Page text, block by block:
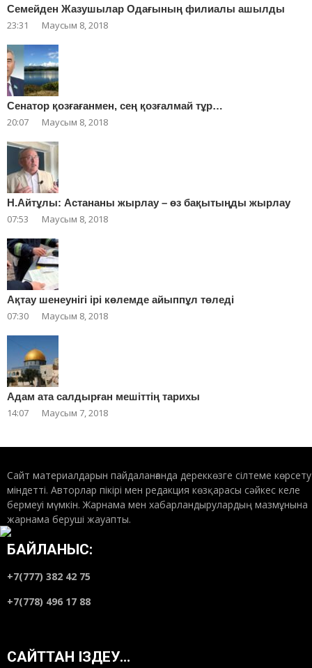
Cемейден Жазушылар Одағының филиалы ашылды
23:31 Маусым 8, 2018
Сенатор қозғағанмен, сең қозғалмай тұр…
20:07 Маусым 8, 2018
Н.Айтұлы: Астананы жырлау – өз бақытыңды жырлау
07:53 Маусым 8, 2018
Ақтау шенеунігі ірі көлемде айыппұл төледі
07:30 Маусым 8, 2018
Адам ата салдырған мешіттің тарихы
14:07 Маусым 7, 2018
Сайт материалдарын пайдаланғанда дереккөзге сілтеме көрсету
міндетті. Авторлар пікірі мен редакция көзқарасы сәйкес келе
бермеуі мүмкін. Жарнама мен хабарландырулардың мазмұнына
жарнама беруші жауапты.
БАЙЛАНЫС:
+7(777) 382 42 75
+7(778) 496 17 88
САЙТТАН ІЗДЕУ…